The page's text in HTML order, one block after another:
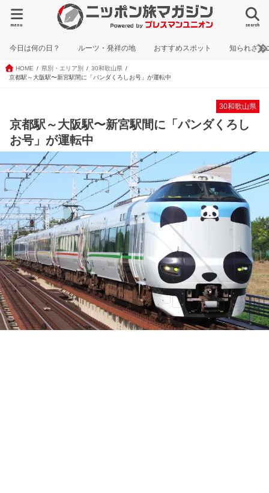
search
menu
今日は何の日？ ルーツ・発祥の地 おすすめスポット 知られざる
HOME 県別・エリア別
30和歌山県
京都駅～大阪駅〜新宮駅間に「パンダくろしお号」が運転中
30和歌山県
京都駅～大阪駅〜新宮駅間に「パンダくろし
お号」が運転中